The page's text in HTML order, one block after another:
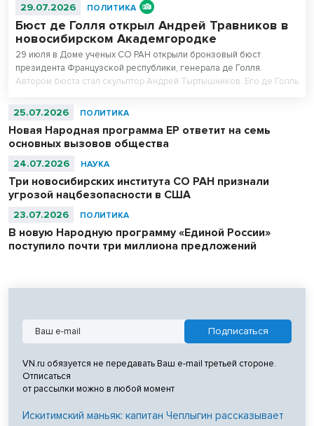
29.07.2026 ПОЛИТИКА
Бюст де Голля открыл Андрей Травников в
новосибирском Академгородке
29 июля в Доме ученых СО РАН открыли бронзовый бюст
президента Французской республики, генерала де Голля.
Автором бюста стал скульптор Андрей Тыртышников. Его де Голль
Центральном музее Великой Отечественной войны в Москве и
25.07.2026 ПОЛИТИКА
Новая Народная программа ЕР ответит на семь
основных вызовов общества
24.07.2026 НАУКА
Три новосибирских института СО РАН признали
угрозой нацбезопасности в США
23.07.2026 ПОЛИТИКА
В новую Народную программу «Единой России»
поступило почти три миллиона предложений
VN.ru обязуется не передавать Ваш e-mail третьей стороне.
Отписаться
от рассылки можно в любой момент
Искитимский маньяк: капитан Чеплыгин рассказывает